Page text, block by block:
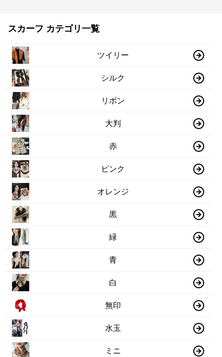
スカーフ カテゴリ一覧
ツイリー
シルク
リボン
大判
赤
ピンク
オレンジ
黒
緑
青
白
無印
水玉
ミニ